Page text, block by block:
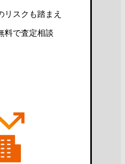
リスクも踏まえ
料で査定相談